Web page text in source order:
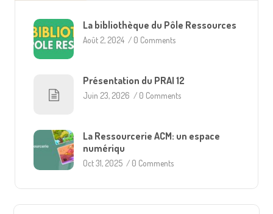
La bibliothèque du Pôle Ressources
Août 2, 2024 / 0 Comments
Présentation du PRAI 12
Juin 23, 2026 / 0 Comments
La Ressourcerie ACM: un espace
numériqu
Oct 31, 2025 / 0 Comments